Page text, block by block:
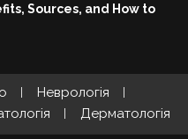
Sources, and How to
Неврологія
Дерматологія